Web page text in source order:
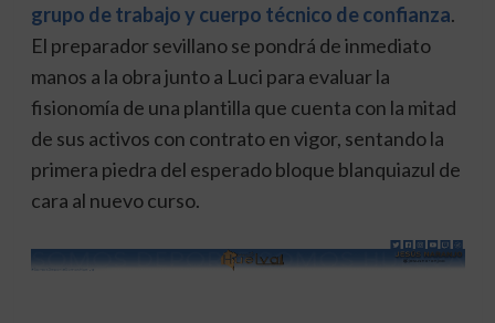
grupo de trabajo y cuerpo técnico de confianza.
El preparador sevillano se pondrá de inmediato
manos a la obra junto a Luci para evaluar la
fisionomía de una plantilla que cuenta con la mitad
de sus activos con contrato en vigor, sentando la
primera piedra del esperado bloque blanquiazul de
cara al nuevo curso.